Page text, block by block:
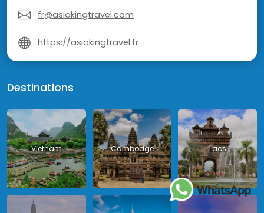
fr@asiakingtravel.com
https://asiakingtravel.fr
Destinations
Vietnam Cambodge Laos